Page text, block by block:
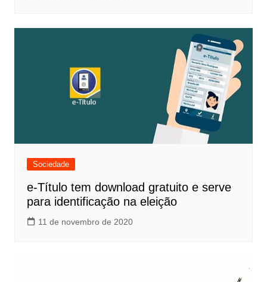
Sociedade
e-Título tem download gratuito e serve
para identificação na eleição
11 de novembro de 2020